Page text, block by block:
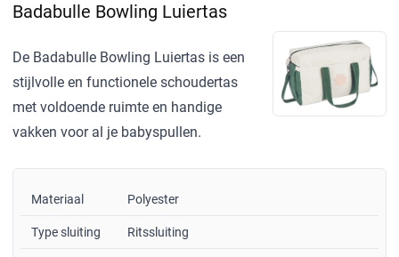
Badabulle Bowling Luiertas
De Badabulle Bowling Luiertas is een
stijlvolle en functionele schoudertas
met voldoende ruimte en handige
vakken voor al je babyspullen.
Materiaal Polyester
Type sluiting Ritssluiting